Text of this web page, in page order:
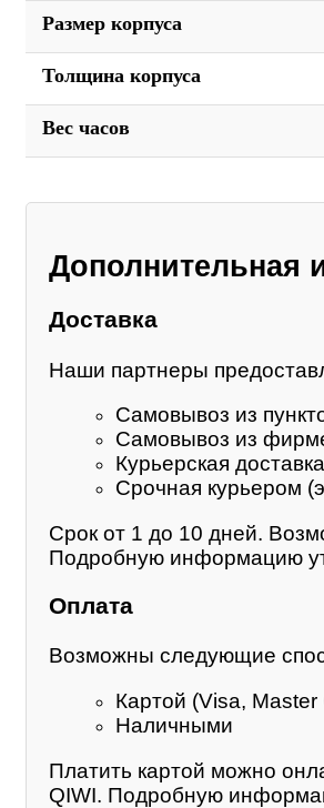
Размер корпуса
Толщина корпуса
Вес часов
Дополнительная
Доставка
Наши партнеры
Самовывоз из
Самовывоз из
Курьерская доставка
Срочная курьером
Срок от 1 до 10 дней.
Подробную информацию
Оплата
Возможны следующие
Картой (Visa,
Наличными
Платить картой можно
QIWI. Подробную